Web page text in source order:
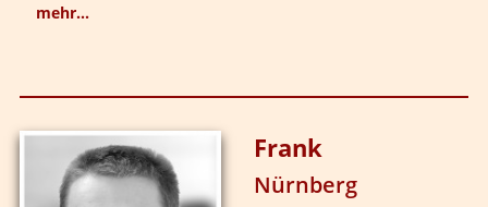
mehr...
ihr es mir dann, längst vergessene Gefühle wieder
durchleben. Trotzdem gelang es mir nur in kleinen
Schritten, diese Gefühle mit in meinen Alltag zu
nehmen, immer noch überwog der Zweifel und die
Frank
Nürnberg